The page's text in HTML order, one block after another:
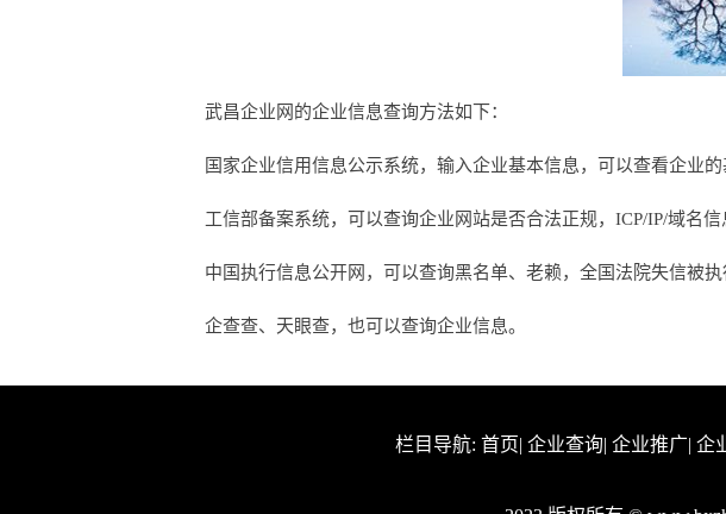
武昌企业网的企业信息查询方法如下：
国家企业信用信息公示系统，输入企业基本信息，可以查看企业
工信部备案系统，可以查询企业网站是否合法正规，ICP/IP/域名信
中国执行信息公开网，可以查询黑名单、老赖，全国法院失信被执
企查查、天眼查，也可以查询企业信息。
栏目导航: 首页| 企业查询| 企业推广| 企